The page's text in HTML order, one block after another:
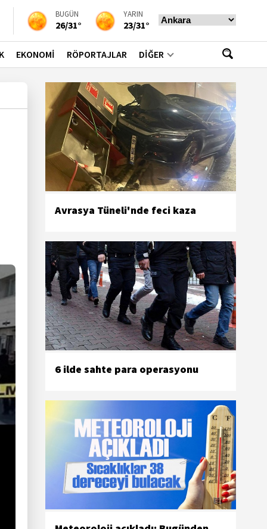
BUGÜN
26/31°
YARIN
23/31°
EKONOMİ RÖPORTAJLAR DİĞER
Avrasya Tüneli'nde feci kaza
6 ilde sahte para operasyonu